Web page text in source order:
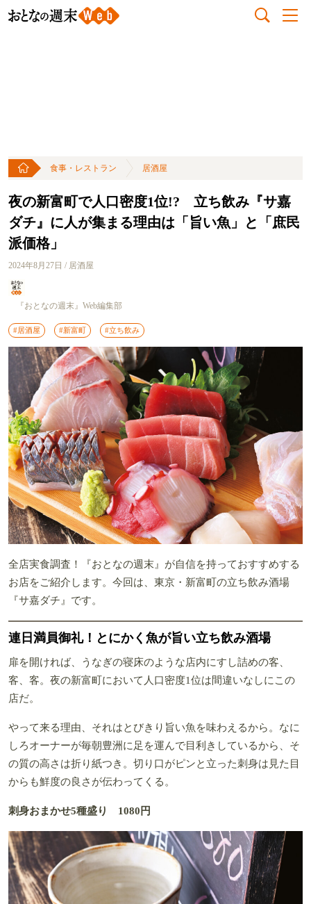
食事・レストラン 居酒屋
夜の新富町で人口密度1位!? 立ち飲み『サ嘉
ダチ』に人が集まる理由は「旨い魚」と「庶民
派価格」
2024年8月27日 / 居酒屋
『おとなの週末』Web編集部
#居酒屋 #新富町 #立ち飲み
全店実食調査！『おとなの週末』が自信を持っておすすめする
お店をご紹介します。今回は、東京・新富町の立ち飲み酒場
『サ嘉ダチ』です。
連日満員御礼！とにかく魚が旨い立ち飲み酒場
扉を開ければ、うなぎの寝床のような店内にすし詰めの客、
客、客。夜の新富町において人口密度1位は間違いなしにこの
店だ。
やって来る理由、それはとびきり旨い魚を味わえるから。なに
しろオーナーが毎朝豊洲に足を運んで目利きしているから、そ
の質の高さは折り紙つき。切り口がピンと立った刺身は見た目
からも鮮度の良さが伝わってくる。
刺身おまかせ5種盛り 1080円